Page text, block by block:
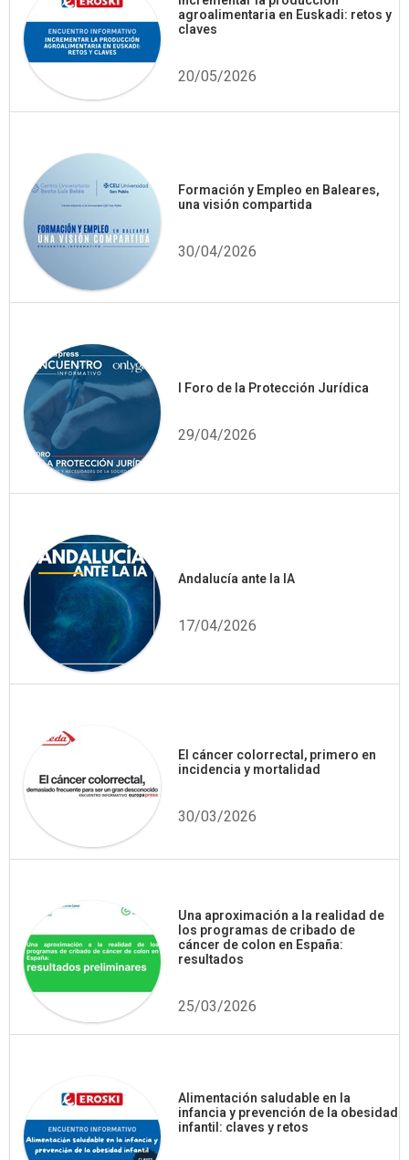
agroalimentaria en Euskadi: retos y
claves
20/05/2026
Formación y Empleo en Baleares,
una visión compartida
30/04/2026
I Foro de la Protección Jurídica
29/04/2026
Andalucía ante la IA
17/04/2026
El cáncer colorrectal, primero en
incidencia y mortalidad
30/03/2026
Una aproximación a la realidad de
los programas de cribado de
cáncer de colon en España:
resultados
25/03/2026
Alimentación saludable en la
infancia y prevención de la obesidad
infantil: claves y retos